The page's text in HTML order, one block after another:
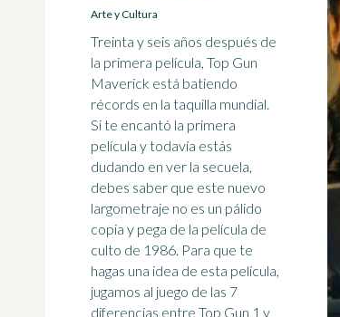
Arte y Cultura
Treinta y seis años después de
la primera película, Top Gun
Maverick está batiendo
récords en la taquilla mundial.
Si te encantó la primera
película y todavía estás
dudando en ver la secuela,
debes saber que este nuevo
largometraje no es un pálido
copia y pega de la película de
culto de 1986. Para que te
hagas una idea de esta película,
jugamos al juego de las 7
diferencias entre Top Gun 1 y